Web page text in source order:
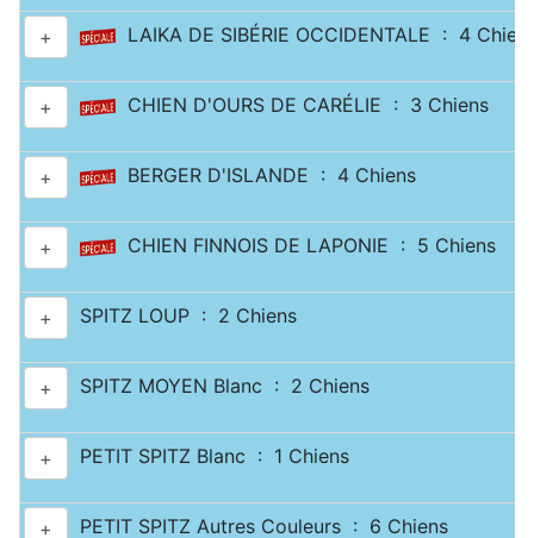
+ LAIKA DE SIBÉRIE OCCIDENTALE : 4
+ CHIEN D'OURS DE CARÉLIE : 3 Chiens
+ BERGER D'ISLANDE : 4 Chiens
+ CHIEN FINNOIS DE LAPONIE : 5 Chiens
+ SPITZ LOUP : 2 Chiens
+ SPITZ MOYEN Blanc : 2 Chiens
+ PETIT SPITZ Blanc : 1 Chiens
+ PETIT SPITZ Autres Couleurs : 6 Chiens